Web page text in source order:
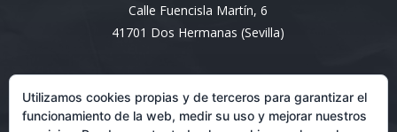
Calle Fuencisla Martín, 6
41701 Dos Hermanas (Sevilla)
Email:
info@entre4abogados.com
Utilizamos cookies propias y de terceros para garantizar el
funcionamiento de la web, medir su uso y mejorar nuestros